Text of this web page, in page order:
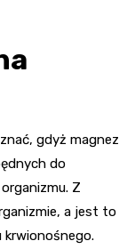
gdyż magnez
do
Z
a jest to
krwionośnego.